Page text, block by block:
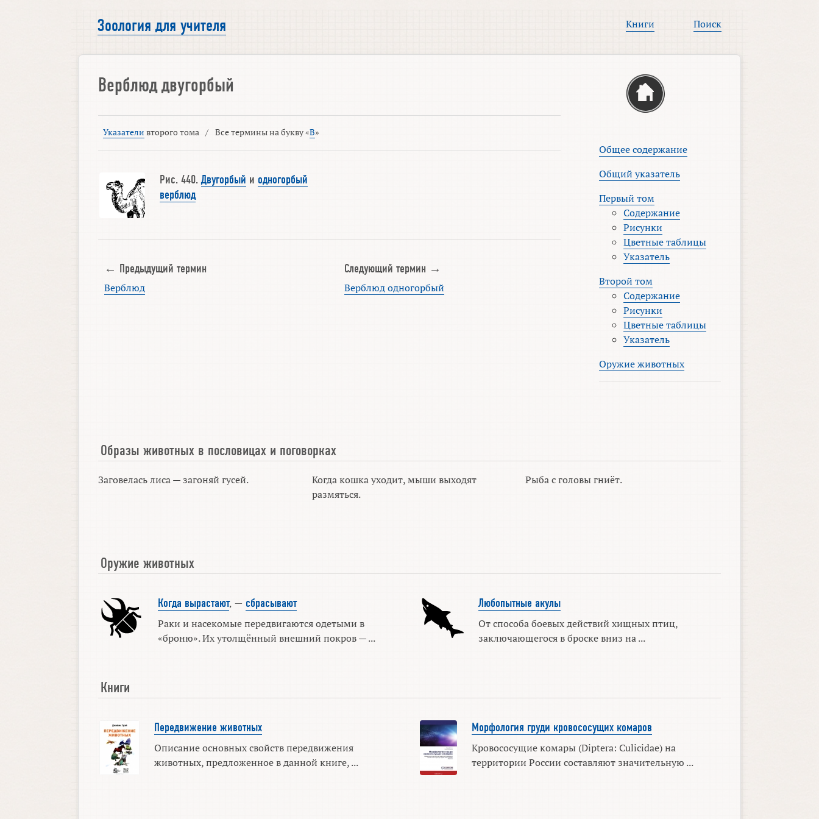
Зоология для учителя Книги Поиск
Верблюд двугорбый
Указатели второго тома / Все термины на букву «В»
Рис. 440.Двугорбый и одногорбый
верблюд
← Предыдущий термин
Верблюд
Следующий термин →
Верблюд одногорбый
Общее содержание
Общий указатель
Первый том
Содержание
Рисунки
Цветные таблицы
Указатель
Второй том
Содержание
Рисунки
Цветные таблицы
Указатель
Оружие животных
Образы животных в пословицах и поговорках
Заговелась лиса — загоняй гусей.
Когда кошка уходит, мыши выходят
размяться.
Рыба с головы гниёт.
Оружие животных
Когда вырастают, — сбрасывают
Раки и насекомые передвигаются одетыми в
«броню». Их утолщённый внешний покров — ...
Любопытные акулы
От способа боевых действий хищных птиц,
заключающегося в броске вниз на ...
Книги
Передвижение животных
Описание основных свойств передвижения
животных, предложенное в данной книге, ...
Морфология груди кровососущих комаров
Кровососущие комары (Diptera: Culicidae) на
территории России составляют значительную ...